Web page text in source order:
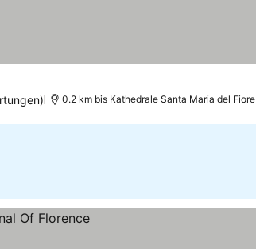
0.2 km bis Kathedrale Santa Maria del Fiore